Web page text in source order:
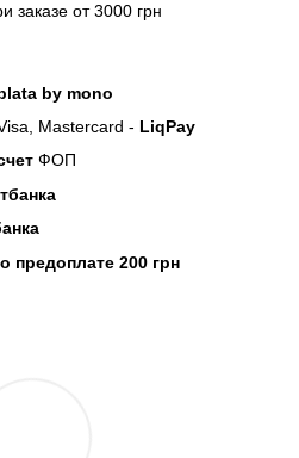
заказе от 3000 грн
by mono
Mastercard - LiqPay
ФОП
предоплате 200 грн